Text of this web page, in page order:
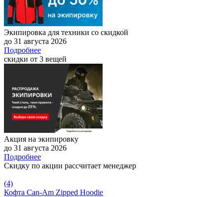
Экипировка для техники со скидкой
до 31 августа 2026
Подробнее
скидки от 3 вещей
Акция на экипировку
до 31 августа 2026
Подробнее
Скидку по акции рассчитает менеджер
(4)
Кофта Can-Am Zipped Hoodie